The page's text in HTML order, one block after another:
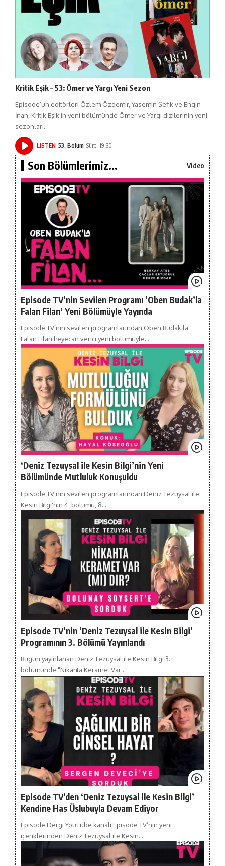
Kritik Eşik – 53: Ömer ve Yargı Yeni Sezon
Episode’un editörleri Özlem Özdemir, Yasemin Şefik ve Engin
İnan, Kritik Eşik'in yeni bölümünde Ömer ve Yargı dizilerinin yeni
sezonları.
LISTEN 53. Bölüm Süre: 19:30
Son Bölümlerimiz... Video
Episode TV’nin Sevilen Programı ‘Oben Budak’la
Falan Filan’ Yeni Bölümüyle Yayında
Episode TV’nin sevilen programlarından Oben Budak'la
Falan Filan heyecan verici yeni bölümüyle…
‘Deniz Tezuysal ile Kesin Bilgi’nin Yeni
Bölümünde Mutluluk Konuşuldu
Episode TV'nin sevilen programlarından Deniz Tezuysal ile
Kesin Bilgi'nin 4. bölümü, 8…
Episode TV’nin ‘Deniz Tezuysal ile Kesin Bilgi’
Programının 3. Bölümü Yayınlandı
Bugün yayınlanan Deniz Tezuysal ile Kesin Bilgi 3.
bölümünde "Nikahta Keramet Var…
Episode TV’den ‘Deniz Tezuysal ile Kesin Bilgi’
Kendine Has Üslubuyla Devam Ediyor
Episode Dergi YouTube kanalı Episode TV’nin yeni
içeriklerinden Deniz Tezuysal ile Kesin…